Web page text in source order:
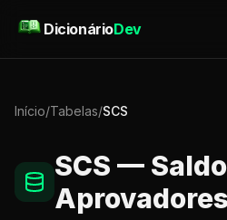
DicionárioDev
Início/Tabelas/SCS
SCS —
Aprovadores